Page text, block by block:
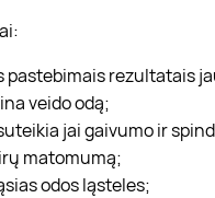
pastebimais rezultatais
veido odą;
jai gaivumo ir
matomumą;
odos ląsteles;